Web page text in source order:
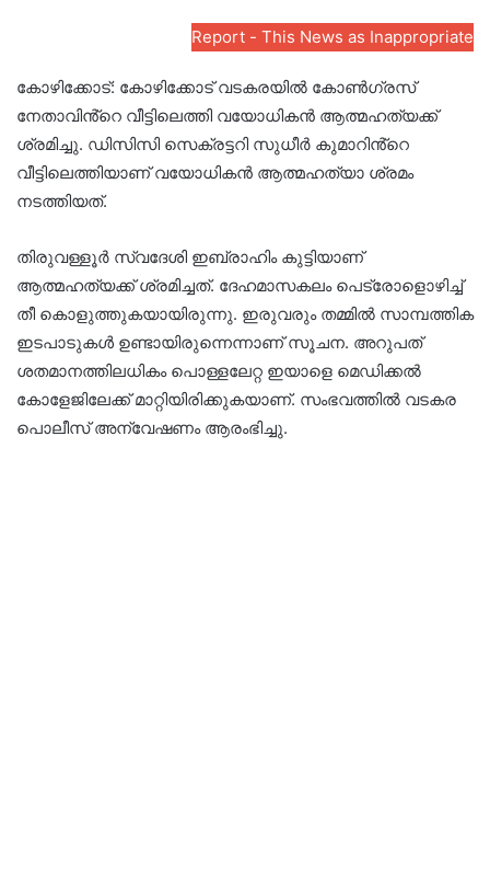
Report - This News as Inappropriate
കോഴിക്കോട്: കോഴിക്കോട് വടകരയിൽ കോൺഗ്രസ്
നേതാവിൻ്റെ വീട്ടിലെത്തി വയോധികൻ ആത്മഹത്യക്ക്
ശ്രമിച്ചു. ഡിസിസി സെക്രട്ടറി സുധീർ കുമാറിൻ്റെ
വീട്ടിലെത്തിയാണ് വയോധികൻ ആത്മഹത്യാ ശ്രമം
നടത്തിയത്.
തിരുവള്ളൂർ സ്വദേശി ഇബ്രാഹിം കുട്ടിയാണ്
ആത്മഹത്യക്ക് ശ്രമിച്ചത്. ദേഹമാസകലം പെട്രോളൊഴിച്ച്
തീ കൊളുത്തുകയായിരുന്നു. ഇരുവരും തമ്മിൽ സാമ്പത്തിക
ഇടപാടുകൾ ഉണ്ടായിരുന്നെന്നാണ് സൂചന. അറുപത്
ശതമാനത്തിലധികം പൊള്ളലേറ്റ ഇയാളെ മെഡിക്കൽ
കോളേജിലേക്ക് മാറ്റിയിരിക്കുകയാണ്. സംഭവത്തിൽ വടകര
പൊലീസ് അന്വേഷണം ആരംഭിച്ചു.